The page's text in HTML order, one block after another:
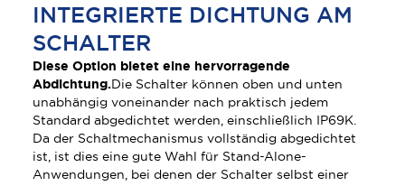
INTEGRIERTE DICHTUNG AM
SCHALTER
Diese Option bietet eine hervorragende
Abdichtung.Die Schalter können oben und unten
unabhängig voneinander nach praktisch jedem
Standard abgedichtet werden, einschließlich IP69K.
Da der Schaltmechanismus vollständig abgedichtet
ist, ist dies eine gute Wahl für Stand-Alone-
Anwendungen, bei denen der Schalter selbst einer